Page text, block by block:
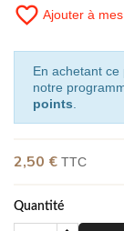
favorite_border Ajouter à
En achetant
notre
points
2,50 € TTC
Quantité